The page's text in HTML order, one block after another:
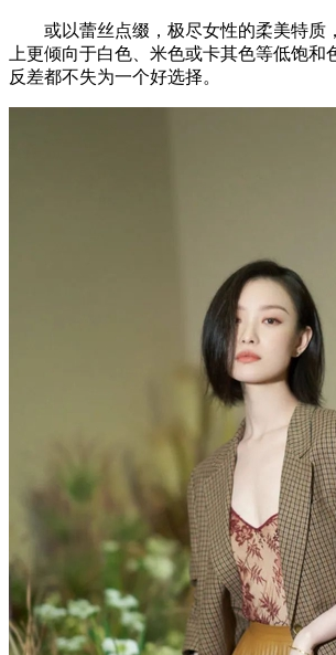
或以蕾丝点缀，极尽女性的柔美特质
上更倾向于白色、米色或卡其色等低饱和
反差都不失为一个好选择。